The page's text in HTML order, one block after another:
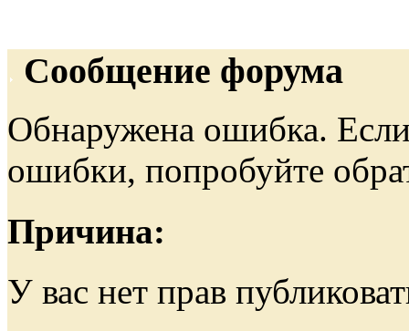
Сообщение форума
Обнаружена ошибка.
ошибки, попробуйте
Причина:
У вас нет прав